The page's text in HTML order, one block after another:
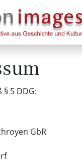
5 DDG:
GbR